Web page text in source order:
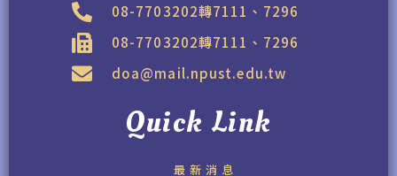
08-7703202轉7111、7296
08-7703202轉7111、7296
doa@mail.npust.edu.tw
Quick Link
最新消息